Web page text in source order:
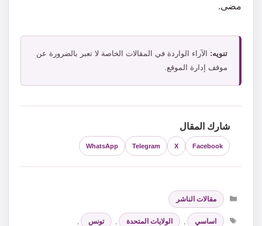
مضى.
تنويه: الآراء الواردة في المقالات الخاصة لا تعبر بالضرورة عن
موقف إدارة الموقع.
شارك المقال
Facebook
X
Telegram
WhatsApp
التصنيفات
مقالات الناشر
الوسوم
اساسي الولايات المتحدة تونس